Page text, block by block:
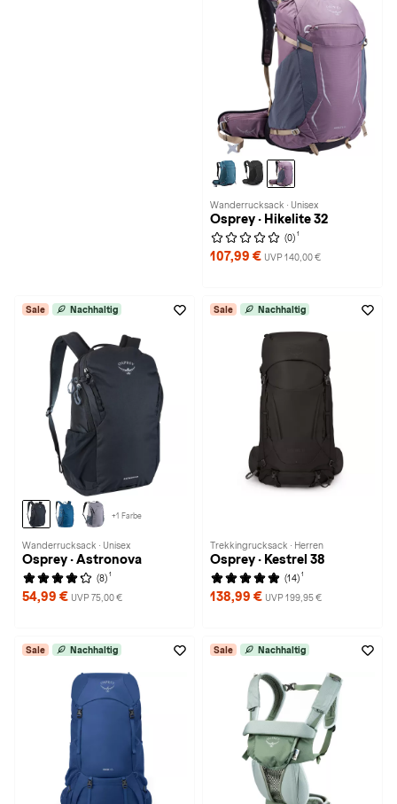
Wanderrucksack · Unisex
Osprey · Hikelite 32
(0) 1
107,99 € UVP 140,00 €
Sale Nachhaltig
+1 Farbe
Wanderrucksack · Unisex
Osprey · Astronova
(8) 1
54,99 € UVP 75,00 €
Sale Nachhaltig
Trekkingrucksack · Herren
Osprey · Kestrel 38
(14) 1
138,99 € UVP 199,95 €
Sale Nachhaltig Sale Nachhaltig